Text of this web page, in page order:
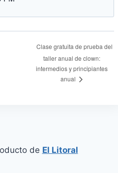
Clase gratuita de prueba del
taller anual de clown:
intermedios y principiantes
anual
de El Litoral